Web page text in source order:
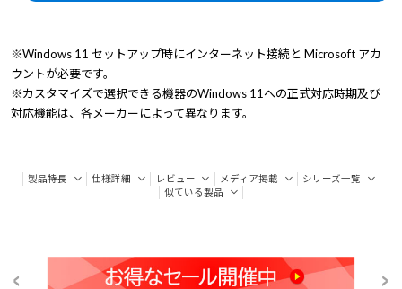
※Windows 11 セットアップ時にインターネット接続と Microsoft アカ
ウントが必要です。
※カスタマイズで選択できる機器のWindows 11への正式対応時期及び
対応機能は、各メーカーによって異なります。
製品特長 仕様詳細 レビュー メディア掲載
シリーズ一覧
似ている製品